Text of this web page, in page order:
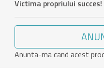
Victima propriului succes!
Anunta-ma cand acest